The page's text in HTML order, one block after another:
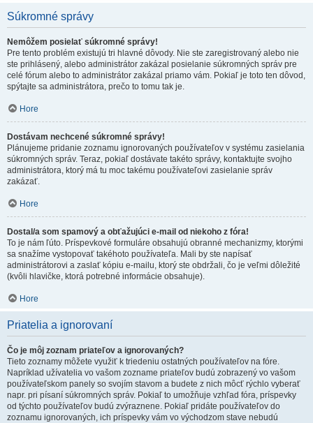
Súkromné správy
Nemôžem posielať súkromné správy!
Pre tento problém existujú tri hlavné dôvody. Nie ste zaregistrovaný alebo nie
ste prihlásený, alebo administrátor zakázal posielanie súkromných správ pre
celé fórum alebo to administrátor zakázal priamo vám. Pokiaľ je toto ten dôvod,
spýtajte sa administrátora, prečo to tomu tak je.
Hore
Dostávam nechcené súkromné správy!
Plánujeme pridanie zoznamu ignorovaných používateľov v systému zasielania
súkromných správ. Teraz, pokiaľ dostávate takéto správy, kontaktujte svojho
administrátora, ktorý má tu moc takému používateľovi zasielanie správ
zakázať.
Hore
Dostal/a som spamový a obťažujúci e-mail od niekoho z fóra!
To je nám ľúto. Príspevkové formuláre obsahujú obranné mechanizmy, ktorými
sa snažíme vystopovať takéhoto používateľa. Mali by ste napísať
administrátorovi a zaslať kópiu e-mailu, ktorý ste obdržali, čo je veľmi dôležité
(kvôli hlavičke, ktorá potrebné informácie obsahuje).
Hore
Priatelia a ignorovaní
Čo je môj zoznam priateľov a ignorovaných?
Tieto zoznamy môžete využiť k triedeniu ostatných používateľov na fóre.
Napríklad užívatelia vo vašom zozname priateľov budú zobrazený vo vašom
používateľskom panely so svojím stavom a budete z nich môcť rýchlo vyberať
napr. pri písaní súkromných správ. Pokiaľ to umožňuje vzhľad fóra, príspevky
od týchto používateľov budú zvýraznene. Pokiaľ pridáte používateľov do
zoznamu ignorovaných, ich príspevky vám vo východzom stave nebudú